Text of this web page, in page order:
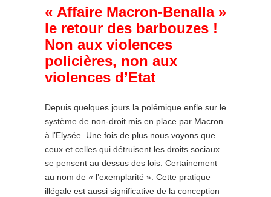
« Affaire Macron-Benalla »
le retour des barbouzes !
Non aux violences
policières, non aux
violences d’Etat
Depuis quelques jours la polémique enfle sur le
système de non-droit mis en place par Macron
à l’Elysée. Une fois de plus nous voyons que
ceux et celles qui détruisent les droits sociaux
se pensent au dessus des lois. Certainement
au nom de « l’exemplarité ». Cette pratique
illégale est aussi significative de la conception